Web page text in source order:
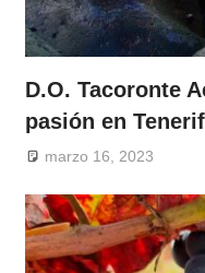
D.O. Tacoronte
pasión en
marzo 16, 2023